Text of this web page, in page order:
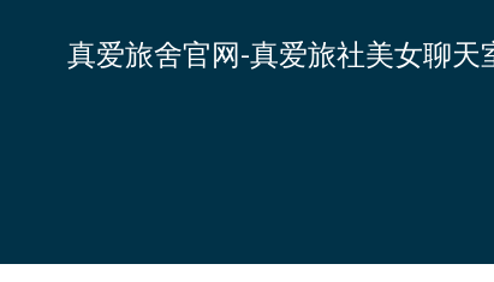
真爱旅舍官网-真爱旅社美女聊天